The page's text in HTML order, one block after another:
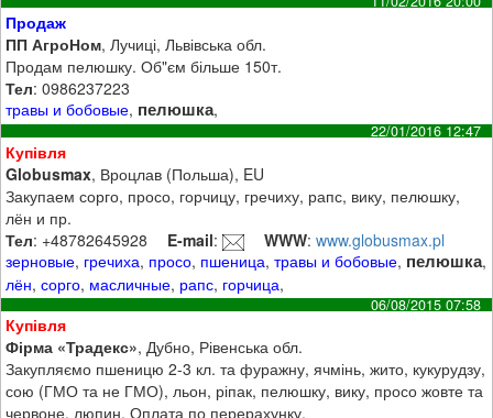
Продаж
ПП АгроНом, Лучиці, Львівська обл.
Продам пелюшку. Об"єм більше 150т.
Тел: 0986237223
травы и бобовые, пелюшка,
22/01/2016 12:47
Купівля
Globusmax, Вроцлав (Польша), EU
Закупаем сорго, просо, горчицу, гречиху, рапс, вику, пелюшку,
лён и пр.
Тел: +48782645928 E-mail: WWW:www.globusmax.pl
зерновые, гречиха, просо, пшеница,травы и бобовые, пелюшка,
лён,сорго, масличные, рапс, горчица,
06/08/2015 07:58
Купівля
Фірма «Традекс», Дубно, Рівенська обл.
Закупляємо пшеницю 2-3 кл. та фуражну, ячмінь, жито, кукурудзу,
сою (ГМО та не ГМО), льон, ріпак, пелюшку, вику, просо жовте та
червоне, люпин. Оплата по перерахунку.